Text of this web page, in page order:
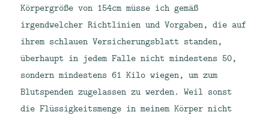
Körpergröße von 154cm müsse ich gemäß
irgendwelcher Richtlinien und Vorgaben, die auf
ihrem schlauen Versicherungsblatt standen,
überhaupt in jedem Falle nicht mindestens 50,
sondern mindestens 61 Kilo wiegen, um zum
Blutspenden zugelassen zu werden. Weil sonst
die Flüssigkeitsmenge in meinem Körper nicht